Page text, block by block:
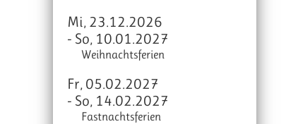
Mi, 23.12.2026
- So, 10.01.2027
Weihnachtsferien
Fr, 05.02.2027
- So, 14.02.2027
Fastnachtsferien